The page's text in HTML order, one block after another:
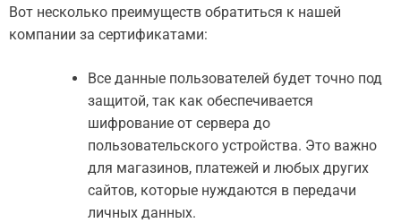
Вот несколько преимуществ обратиться к нашей
компании за сертификатами:
Все данные пользователей будет точно под
защитой, так как обеспечивается
шифрование от сервера до
пользовательского устройства. Это важно
для магазинов, платежей и любых других
сайтов, которые нуждаются в передачи
личных данных.